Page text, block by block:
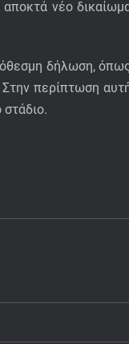
νέο
δήλωση,
περίπτωση